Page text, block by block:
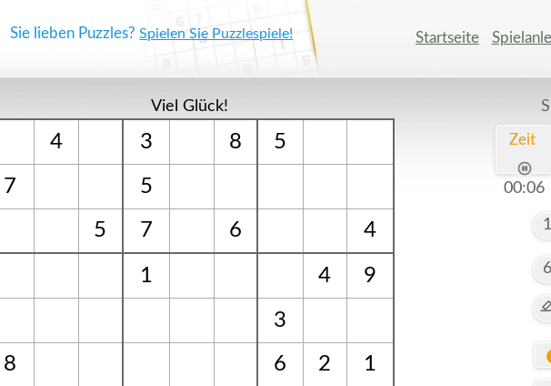
Sie lieben Puzzles?Spielen Sie Puzzlespiele! Startseite
Viel Glück!
4 3 8 5
7
5
5
7 6 4
1 4 9
3
8
6 2 1
Zeit
00:07
1
6